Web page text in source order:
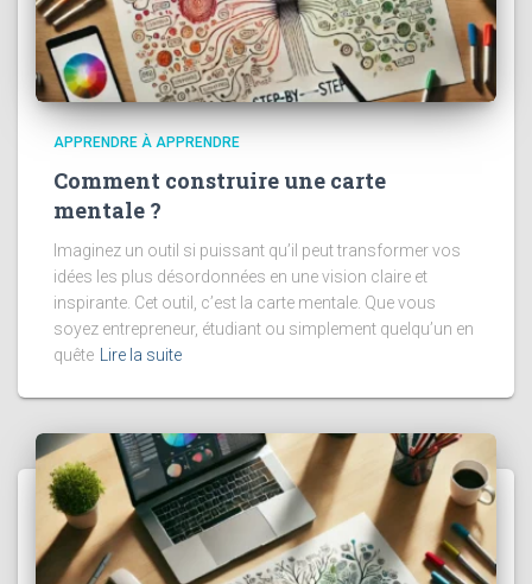
APPRENDRE À APPRENDRE
Comment construire une carte
mentale ?
Imaginez un outil si puissant qu’il peut transformer vos
idées les plus désordonnées en une vision claire et
inspirante. Cet outil, c’est la carte mentale. Que vous
soyez entrepreneur, étudiant ou simplement quelqu’un en
quête Lire la suite